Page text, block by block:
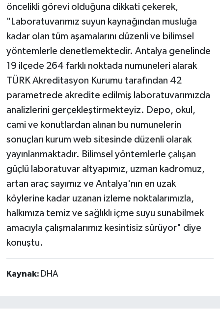
öncelikli görevi olduğuna dikkati çekerek,
"Laboratuvarımız suyun kaynağından musluğa
kadar olan tüm aşamalarını düzenli ve bilimsel
yöntemlerle denetlemektedir. Antalya genelinde
19 ilçede 264 farklı noktada numuneleri alarak
TÜRK Akreditasyon Kurumu tarafından 42
parametrede akredite edilmiş laboratuvarımızda
analizlerini gerçekleştirmekteyiz. Depo, okul,
cami ve konutlardan alınan bu numunelerin
sonuçları kurum web sitesinde düzenli olarak
yayınlanmaktadır. Bilimsel yöntemlerle çalışan
güçlü laboratuvar altyapımız, uzman kadromuz,
artan araç sayımız ve Antalya'nın en uzak
köylerine kadar uzanan izleme noktalarımızla,
halkımıza temiz ve sağlıklı içme suyu sunabilmek
amacıyla çalışmalarımız kesintisiz sürüyor" diye
konuştu.
Kaynak: DHA